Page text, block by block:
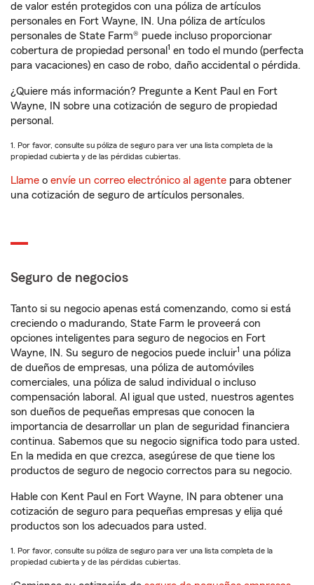
de valor estén protegidos con una póliza de artículos
personales en Fort Wayne, IN. Una póliza de artículos
personales de State Farm® puede incluso proporcionar
cobertura de propiedad personal 1 en todo el mundo (perfecta
para vacaciones) en caso de robo, daño accidental o pérdida.
¿Quiere más información? Pregunte a Kent Paul en Fort
Wayne, IN sobre una cotización de seguro de propiedad
personal.
1. Por favor, consulte su póliza de seguro para ver una lista completa de la
propiedad cubierta y de las pérdidas cubiertas.
Llame o envíe un correo electrónico al agente para obtener
una cotización de seguro de artículos personales.
Seguro de negocios
Tanto si su negocio apenas está comenzando, como si está
creciendo o madurando, State Farm le proveerá con
opciones inteligentes para seguro de negocios en Fort
Wayne, IN. Su seguro de negocios puede incluir1 una póliza
de dueños de empresas, una póliza de automóviles
comerciales, una póliza de salud individual o incluso
compensación laboral. Al igual que usted, nuestros agentes
son dueños de pequeñas empresas que conocen la
importancia de desarrollar un plan de seguridad financiera
continua. Sabemos que su negocio significa todo para usted.
En la medida en que crezca, asegúrese de que tiene los
productos de seguro de negocio correctos para su negocio.
Hable con Kent Paul en Fort Wayne, IN para obtener una
cotización de seguro para pequeñas empresas y elija qué
productos son los adecuados para usted.
1. Por favor, consulte su póliza de seguro para ver una lista completa de la
propiedad cubierta y de las pérdidas cubiertas.